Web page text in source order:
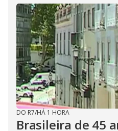
DO R7/HÁ 1 HORA
Brasileira de 45